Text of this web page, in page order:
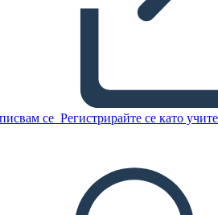
се Регистрирайте се като
този Storyboard
НА СЛАЙДШОУ
ЧЕТИ МИ